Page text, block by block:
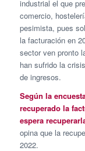
industrial el que
comercio,
pesimista, pues
la facturación en
sector ven pronto
han sufrido la
de ingresos.
Según la
recuperado la
espera
opina que la
2022.